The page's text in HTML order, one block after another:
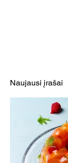
sužadins!
Naujausi įrašai